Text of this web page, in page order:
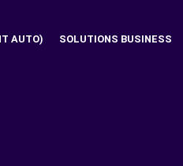
AUTO) SOLUTIONS BUSINESS